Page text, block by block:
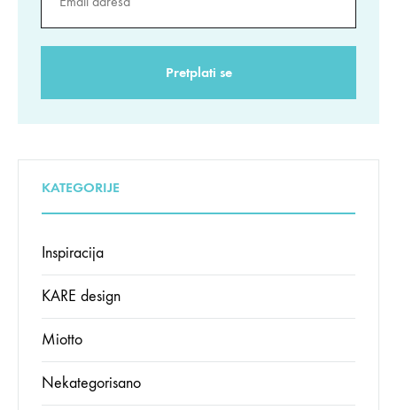
KATEGORIJE
Inspiracija
KARE design
Miotto
Nekategorisano